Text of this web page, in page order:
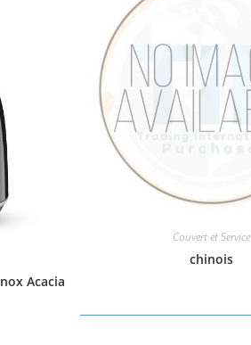
Acacia
Couvert et Service
chinois